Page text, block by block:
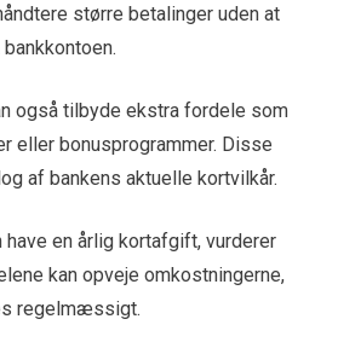
større betalinger uden at
også tilbyde ekstra fordele som
eller bonusprogrammer. Disse
af bankens aktuelle kortvilkår.
en årlig kortafgift, vurderer
kan opveje omkostningerne,
regelmæssigt.